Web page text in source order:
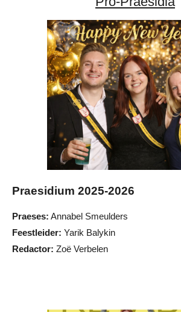
Praesidium 2025-2026
Praeses: Annabel Smeulders
Feestleider: Yarik Balykin
Redactor: Zoë Verbelen